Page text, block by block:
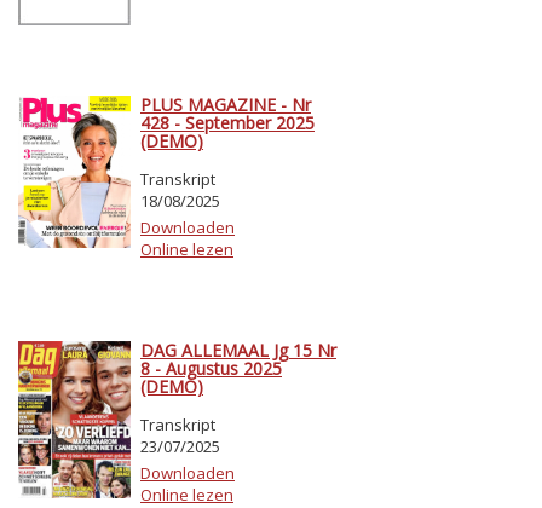
PLUS MAGAZINE - Nr
428 - September 2025
(DEMO)
Transkript
18/08/2025
Downloaden
Online lezen
DAG ALLEMAAL Jg 15 Nr
8 - Augustus 2025
(DEMO)
Transkript
23/07/2025
Downloaden
Online lezen